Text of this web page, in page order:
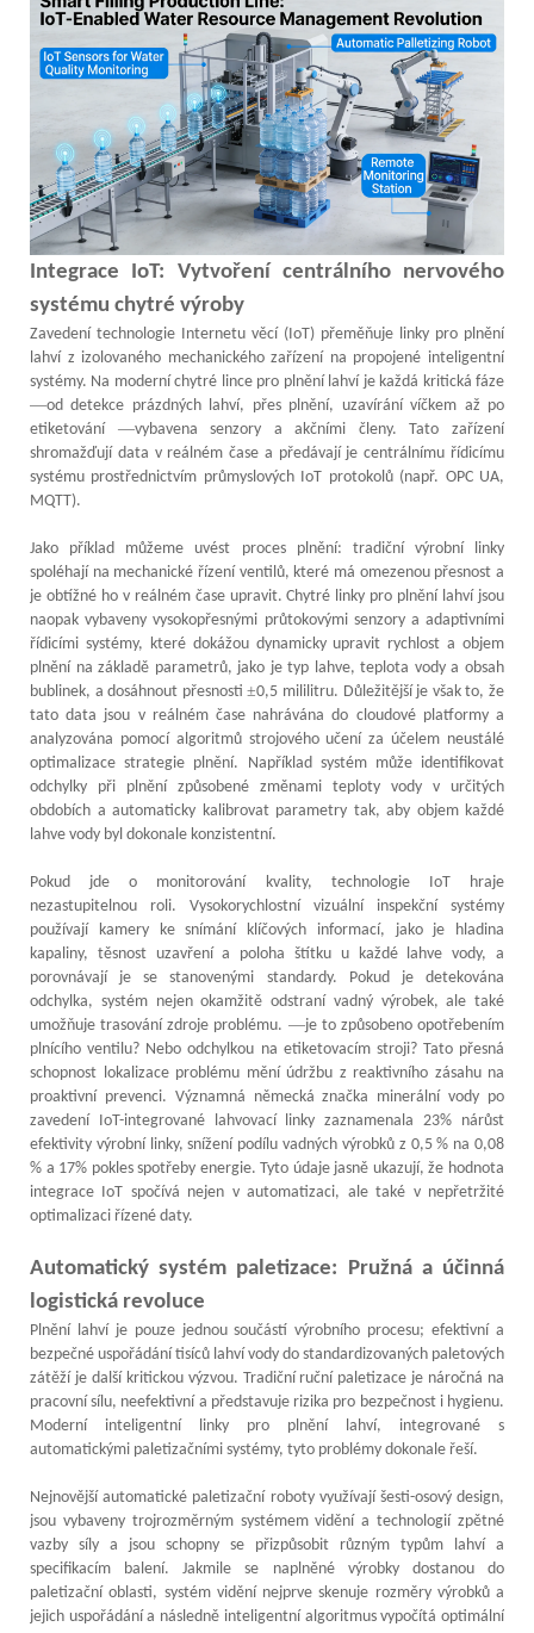
Integrace IoT: Vytvoření centrálního nervového
systému chytré výroby
Zavedení technologie Internetu věcí (IoT) přeměňuje linky pro plnění
lahví z izolovaného mechanického zařízení na propojené inteligentní
systémy. Na moderní chytré lince pro plnění lahví je každá kritická fáze
—od detekce prázdných lahví, přes plnění, uzavírání víčkem až po
etiketování —vybavena senzory a akčními členy. Tato zařízení
shromažďují data v reálném čase a předávají je centrálnímu řídicímu
systému prostřednictvím průmyslových IoT protokolů (např. OPC UA,
MQTT).
Jako příklad můžeme uvést proces plnění: tradiční výrobní linky
spoléhají na mechanické řízení ventilů, které má omezenou přesnost a
je obtížné ho v reálném čase upravit. Chytré linky pro plnění lahví jsou
naopak vybaveny vysokopřesnými průtokovými senzory a adaptivními
řídicími systémy, které dokážou dynamicky upravit rychlost a objem
plnění na základě parametrů, jako je typ lahve, teplota vody a obsah
bublinek, a dosáhnout přesnosti±0,5 mililitru. Důležitější je však to, že
tato data jsou v reálném čase nahrávána do cloudové platformy a
analyzována pomocí algoritmů strojového učení za účelem neustálé
optimalizace strategie plnění. Například systém může identifikovat
odchylky při plnění způsobené změnami teploty vody v určitých
obdobích a automaticky kalibrovat parametry tak, aby objem každé
lahve vody byl dokonale konzistentní.
Pokud jde o monitorování kvality, technologie IoT hraje
nezastupitelnou roli. Vysokorychlostní vizuální inspekční systémy
používají kamery ke snímání klíčových informací, jako je hladina
kapaliny, těsnost uzavření a poloha štítku u každé lahve vody, a
porovnávají je se stanovenými standardy. Pokud je detekována
odchylka, systém nejen okamžitě odstraní vadný výrobek, ale také
umožňuje trasování zdroje problému. —je to způsobeno opotřebením
plnícího ventilu? Nebo odchylkou na etiketovacím stroji? Tato přesná
schopnost lokalizace problému mění údržbu z reaktivního zásahu na
proaktivní prevenci. Významná německá značka minerální vody po
zavedení IoT-integrované lahvovací linky zaznamenala 23% nárůst
efektivity výrobní linky, snížení podílu vadných výrobků z 0,5 % na 0,08
% a 17% pokles spotřeby energie. Tyto údaje jasně ukazují, že hodnota
integrace IoT spočívá nejen v automatizaci, ale také v nepřetržité
optimalizaci řízené daty.
Automatický systém paletizace: Pružná a účinná
logistická revoluce
Plnění lahví je pouze jednou součástí výrobního procesu; efektivní a
bezpečné uspořádání tisíců lahví vody do standardizovaných paletových
zátěží je další kritickou výzvou. Tradiční ruční paletizace je náročná na
pracovní sílu, neefektivní a představuje rizika pro bezpečnost i hygienu.
Moderní inteligentní linky pro plnění lahví, integrované s
automatickými paletizačními systémy, tyto problémy dokonale řeší.
Nejnovější automatické paletizační roboty využívají šesti-osový design,
jsou vybaveny trojrozměrným systémem vidění a technologií zpětné
vazby síly a jsou schopny se přizpůsobit různým typům lahví a
specifikacím balení. Jakmile se naplněné výrobky dostanou do
paletizační oblasti, systém vidění nejprve skenuje rozměry výrobků a
jejich uspořádání a následně inteligentní algoritmus vypočítá optimální